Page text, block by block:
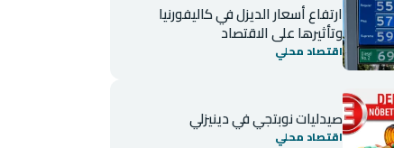
ارتفاع أسعار الديزل في كاليفورنيا
وتأثيرها على الاقتصاد
اقتصاد محلي
صيدليات نوبتجي في دينيزلي
اقتصاد محلي